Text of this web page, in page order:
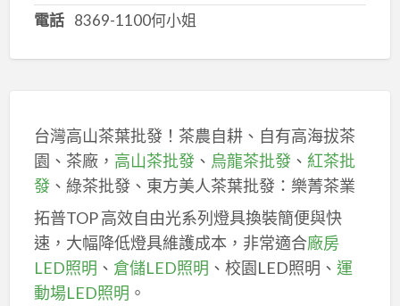
電話 8369-1100何小姐
台灣高山茶葉批發！茶農自耕、自有高海拔茶
園、茶廠， 高山茶批發、 烏龍茶批發、 紅茶批
發、綠茶批發、東方美人茶葉批發：樂菁茶業
拓普TOP 高效自由光系列燈具換裝簡便與快
速，大幅降低燈具維護成本，非常適合廠房
LED照明 、 倉儲LED照明 、校園LED照明、 運
動場LED照明 。